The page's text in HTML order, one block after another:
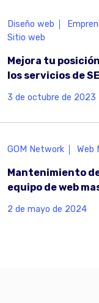
Diseño web
Sitio web
Mejora tu
los servicios de
3 de octubre de 2023
GOM Network Web
Mantenimiento
equipo de web
2 de mayo de 2024